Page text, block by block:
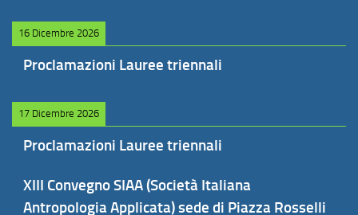
16 Dicembre 2026
Proclamazioni Lauree triennali
17 Dicembre 2026
Proclamazioni Lauree triennali
XIII Convegno SIAA (Società Italiana
Antropologia Applicata) sede di Piazza Rosselli